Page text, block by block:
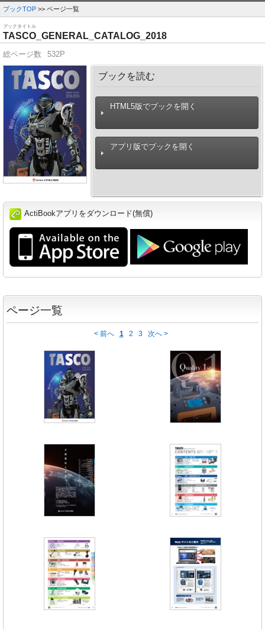
ブックTOP >> ページ一覧
ブックタイトル
TASCO_GENERAL_CATALOG_2018
総ページ数 532P
ブックを読む
HTML5版でブックを開く
アプリ版でブックを開く
ActiBookアプリをダウンロード(無償)
ページ一覧
< 前へ 1 2 3 次へ >